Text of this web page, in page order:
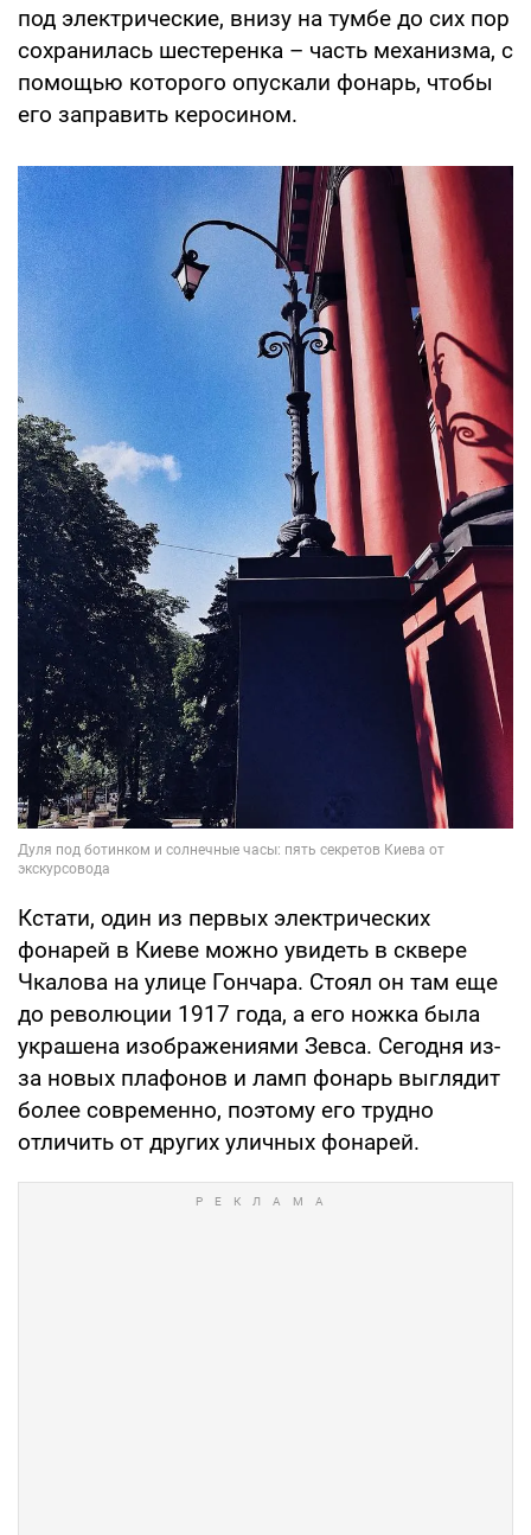
под электрические, внизу на тумбе до сих пор
сохранилась шестеренка – часть механизма, с
помощью которого опускали фонарь, чтобы
его заправить керосином.
Кстати, один из первых электрических
фонарей в Киеве можно увидеть в сквере
Чкалова на улице Гончара. Стоял он там еще
до революции 1917 года, а его ножка была
украшена изображениями Зевса. Сегодня из-
за новых плафонов и ламп фонарь выглядит
более современно, поэтому его трудно
отличить от других уличных фонарей.